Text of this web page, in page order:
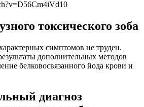
токсического зоба
симптомов не труден.
дополнительных методов
белковосвязанного йода крови и
диагноз